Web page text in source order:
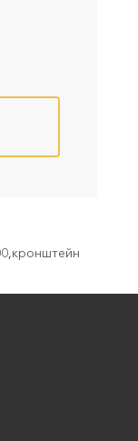
,кронштейн